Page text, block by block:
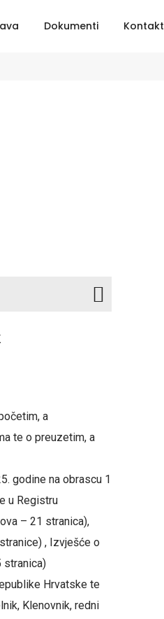
Dokumenti Kontakt
a
te o preuzetim, a
godine na obrascu 1
u Registru
– 21 stranica),
, Izvješće o
stranica)
Hrvatske te
Klenovnik, redni